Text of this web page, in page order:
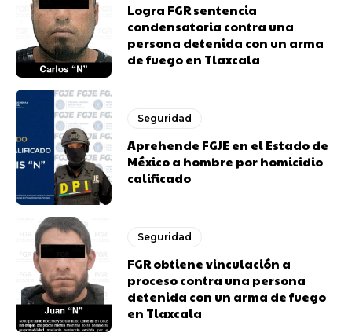
Logra FGR sentencia
condensatoria contra una
persona detenida con un arma
de fuego en Tlaxcala
Seguridad
Aprehende FGJE en el Estado de
México a hombre por homicidio
calificado
Seguridad
FGR obtiene vinculación a
proceso contra una persona
detenida con un arma de fuego
en Tlaxcala